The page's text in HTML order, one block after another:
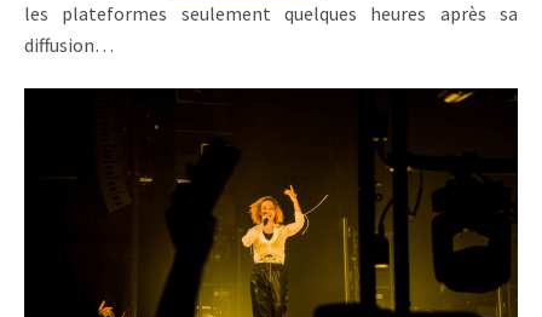
les plateformes seulement quelques heures après sa
diffusion…